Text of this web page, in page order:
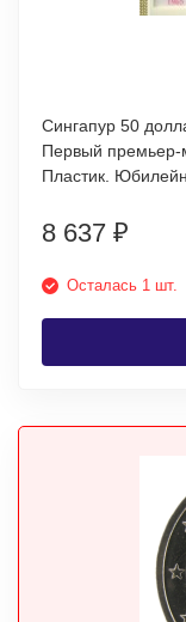
Сингапур 50
Первый
Пластик.
8 637 ₽
Осталась 1 шт.